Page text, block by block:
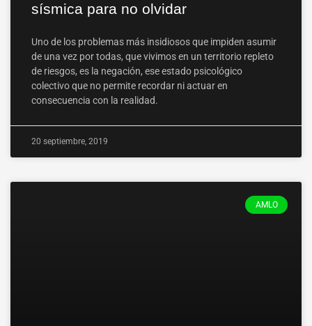
sísmica para no olvidar
Uno de los problemas más insidiosos que impiden asumir
de una vez por todas, que vivimos en un territorio repleto
de riesgos, es la negación, ese estado psicológico
colectivo que no permite recordar ni actuar en
consecuencia con la realidad.
20 septiembre, 2019
AMLO